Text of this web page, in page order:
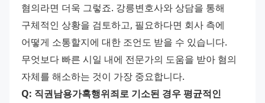
혐의라면 더욱 그렇죠. 강릉변호사와 상담을 통해
구체적인 상황을 검토하고, 필요하다면 회사 측에
어떻게 소통할지에 대한 조언도 받을 수 있습니다.
무엇보다 빠른 시일 내에 전문가의 도움을 받아 혐의
자체를 해소하는 것이 가장 중요합니다.
Q: 직권남용가혹행위죄로 기소된 경우 평균적인